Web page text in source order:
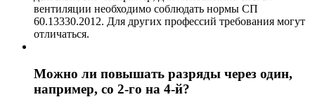
вентиляции необходимо соблюдать нормы СП
60.13330.2012. Для других профессий требования могут
отличаться.
Можно ли повышать разряды через один,
например, со 2-го на 4-й?